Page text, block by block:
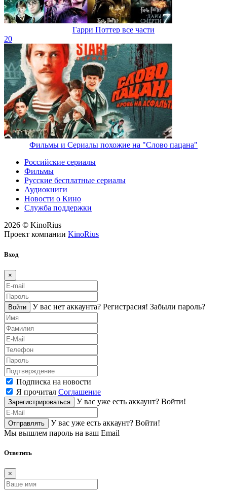
Гарри Поттер все части
20
Фильмы и Сериалы похожие на "Слово пацана"
Российские сериалы
Фильмы
Русские бесплатные сериалы
Аудиокниги
Новости о Кино
Служба поддержки
2026 © KinoRius
Проект компании KinoRius
Вход
×
Войти У вас нет аккаунта? Регистраcия! Забыли пароль?
Подписка на новости
Я прочитал Соглашение
Зарегистрироваться У вас уже есть аккаунт? Войти!
Отправлять У вас уже есть аккаунт? Войти!
Мы вышлем пароль на ваш Email
Ответить
×